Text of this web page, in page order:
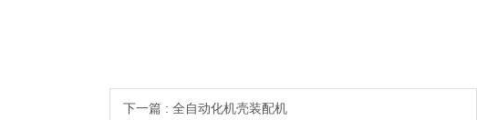
下一篇 : 全自动化机壳装配机